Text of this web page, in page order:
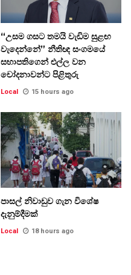
“උසම ගසට තමයි වැඩිම සුළඟ
වැදෙන්නේ” නීතිඥ සංගමයේ
සභාපතිගෙන් එල්ල වන
චෝදනාවන්ට පිළිතුරු
Local 15 hours ago
පාසල් නිවාඩුව ගැන විශේෂ
දැනුම්දීමක්
Local 18 hours ago